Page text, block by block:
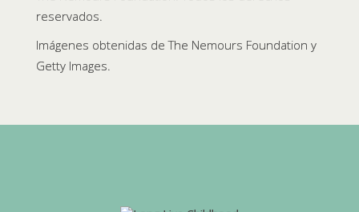
reservados.
Imágenes obtenidas de The Nemours Foundation y
Getty Images.